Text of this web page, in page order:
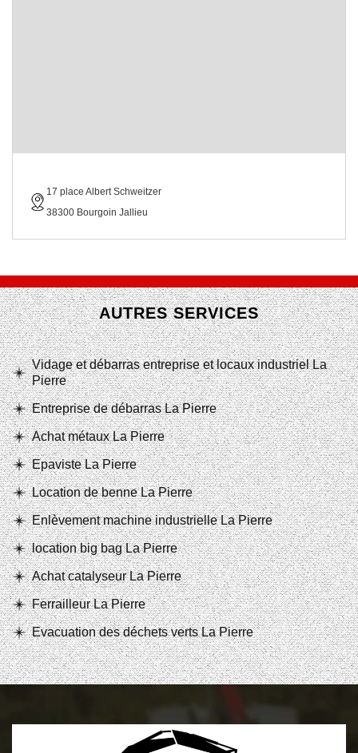
17 place Albert Schweitzer
38300 Bourgoin Jallieu
AUTRES SERVICES
Vidage et débarras entreprise et locaux industriel La
Pierre
Entreprise de débarras La Pierre
Achat métaux La Pierre
Epaviste La Pierre
Location de benne La Pierre
Enlèvement machine industrielle La Pierre
location big bag La Pierre
Achat catalyseur La Pierre
Ferrailleur La Pierre
Evacuation des déchets verts La Pierre